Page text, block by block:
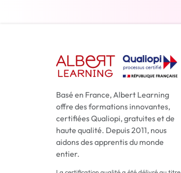
Basé en France, Albert Learning
offre des formations innovantes,
certifiées Qualiopi, gratuites et de
haute qualité. Depuis 2011, nous
aidons des apprentis du monde
entier.